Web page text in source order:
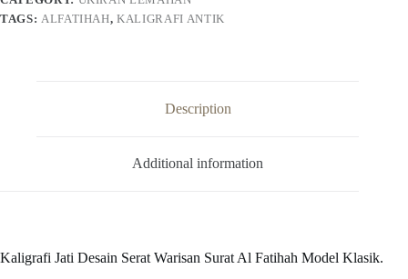
TAGS: ALFATIHAH,KALIGRAFI ANTIK
Description
Additional information
Kaligrafi Jati Desain Serat Warisan Surat Al Fatihah Model Klasik.